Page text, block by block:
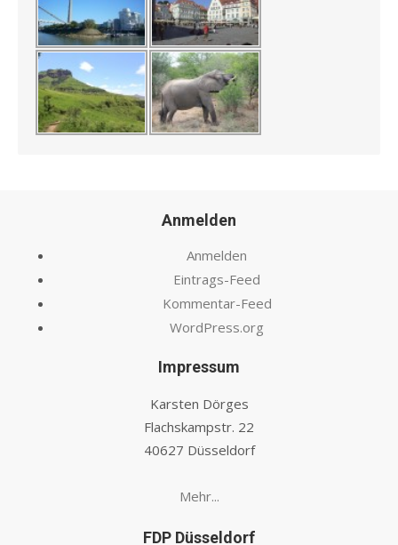
Anmelden
Anmelden
Eintrags-Feed
Kommentar-Feed
WordPress.org
Impressum
Karsten Dörges
Flachskampstr. 22
40627 Düsseldorf
Mehr...
FDP Düsseldorf